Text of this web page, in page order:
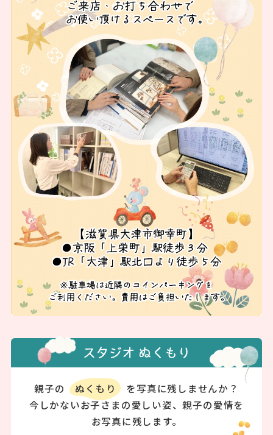
親子のぬくもり を写真に残しませんか？
今しかないお子さまの愛しい姿、親子の愛情を
お写真に残します。